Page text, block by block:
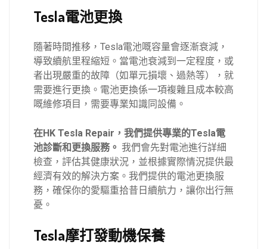
Tesla電池更換
隨著時間推移，Tesla電池嘅容量會逐漸衰減，
導致續航里程縮短。當電池衰減到一定程度，或
者出現嚴重的故障（如單元損壞、過熱等），就
需要進行更換。電池更換係一項複雜且成本較高
嘅維修項目，需要專業知識同設備。
在HK Tesla Repair，我們提供專業的Tesla電
池診斷和更換服務。 我們會先對電池進行詳細
檢查，評估其健康狀況，並根據實際情況提供最
經濟有效的解決方案。我們提供的電池更換服
務，確保你的愛驅重拾昔日續航力，讓你出行無
憂。
Tesla摩打發動機保養